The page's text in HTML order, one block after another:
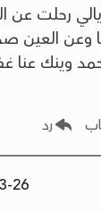
رحلت عن
وعن العين
وينك عنا
رد